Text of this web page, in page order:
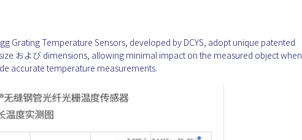
Grating Temperature Sensors, developed by DCYS, adopt unique patented
および dimensions, allowing minimal impact on the measured object when
accurate temperature measurements.